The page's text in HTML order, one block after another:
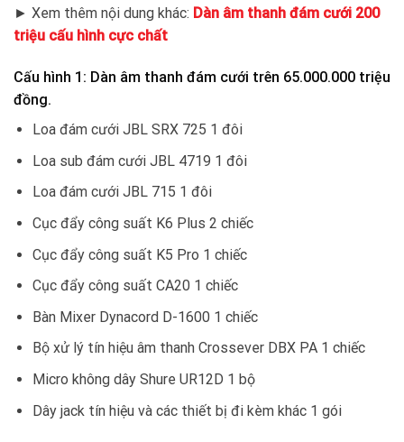
► Xem thêm nội dung khác: Dàn âm thanh đám cưới 200
triệu cấu hình cực chất
Cấu hình 1: Dàn âm thanh đám cưới trên 65.000.000 triệu
đồng.
Loa đám cưới JBL SRX 725 1 đôi
Loa sub đám cưới JBL 4719 1 đôi
Loa đám cưới JBL 715 1 đôi
Cục đẩy công suất K6 Plus 2 chiếc
Cục đẩy công suất K5 Pro 1 chiếc
Cục đẩy công suất CA20 1 chiếc
Bàn Mixer Dynacord D-1600 1 chiếc
Bộ xử lý tín hiệu âm thanh Crossever DBX PA 1 chiếc
Micro không dây Shure UR12D 1 bộ
Dây jack tín hiệu và các thiết bị đi kèm khác 1 gói